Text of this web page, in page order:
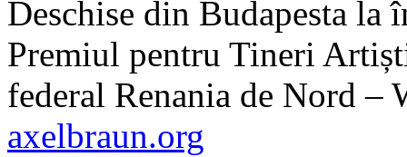
Deschise din Budapesta la
Premiul pentru Tineri
federal Renania de Nord –
axelbraun.org